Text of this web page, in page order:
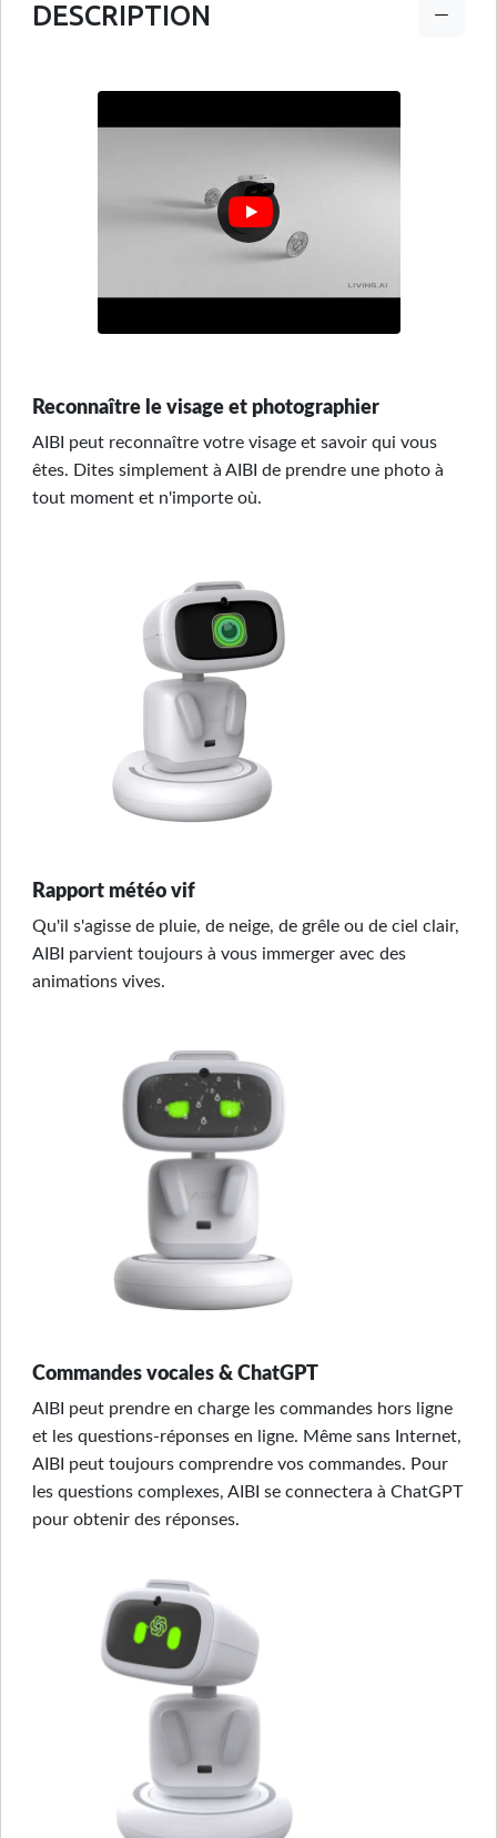
DESCRIPTION
Reconnaître le visage et photographier
AIBI peut reconnaître votre visage et savoir qui vous
êtes. Dites simplement à AIBI de prendre une photo à
tout moment et n'importe où.
Rapport météo vif
Qu'il s'agisse de pluie, de neige, de grêle ou de ciel clair,
AIBI parvient toujours à vous immerger avec des
animations vives.
Commandes vocales & ChatGPT
AIBI peut prendre en charge les commandes hors ligne
et les questions-réponses en ligne. Même sans Internet,
AIBI peut toujours comprendre vos commandes. Pour
les questions complexes, AIBI se connectera à ChatGPT
pour obtenir des réponses.